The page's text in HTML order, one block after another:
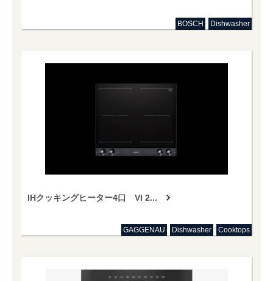
BOSCH Dishwasher
IHクッキングヒーター4口 VI 2...
GAGGENAU Dishwasher Cooktops